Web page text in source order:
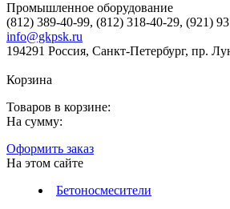
Промышленное оборудование
(812) 389-40-99, (812) 318-40-29, (921)
info@gkpsk.ru
194291 Россия, Санкт-Петербург, пр.
Корзина
Товаров в корзине:
На сумму:
Оформить заказ
На этом сайте
Бетоносмесители